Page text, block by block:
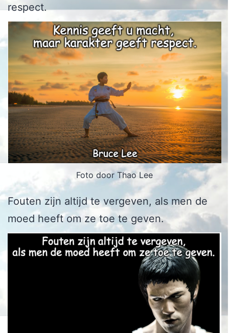
respect.
Foto door Thao Lee
Fouten zijn altijd te vergeven, als men de
moed heeft om ze toe te geven.